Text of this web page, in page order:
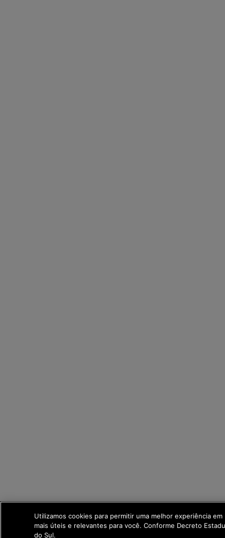
Utilizamos cookies para permitir uma melhor experiência
mais úteis e relevantes para você. Conforme Decreto
do Sul.